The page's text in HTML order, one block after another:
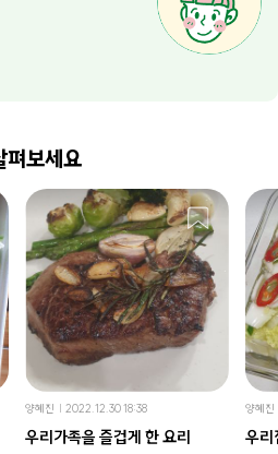
펴보세요
양혜진 2022.12.30 18:38
우리가족을 즐겁게 한 요리
양혜진
우리